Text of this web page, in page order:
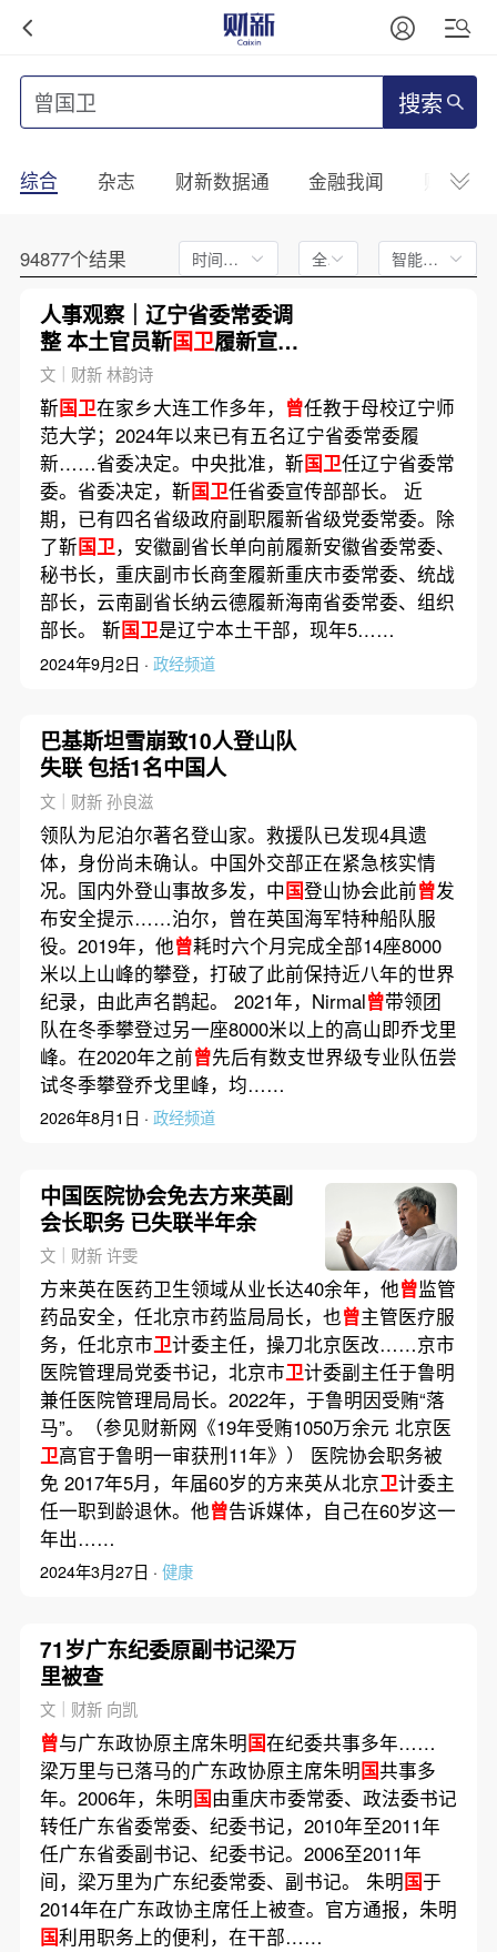
搜索
综合 杂志 财新数据通 金融我闻 财新
94877个结果 时间不限 全文 智能排序
人事观察｜辽宁省委常委调
整 本土官员靳国卫履新宣传
部长
文｜财新 林韵诗
靳国卫在家乡大连工作多年， 曾任教于母校辽宁师
范大学；2024年以来已有五名辽宁省委常委履
新……省委决定。中央批准，靳国卫任辽宁省委常
委。省委决定，靳国卫任省委宣传部部长。 近
期，已有四名省级政府副职履新省级党委常委。除
了靳国卫，安徽副省长单向前履新安徽省委常委、
秘书长，重庆副市长商奎履新重庆市委常委、统战
部长，云南副省长纳云德履新海南省委常委、组织
部长。 靳国卫是辽宁本土干部，现年5……
2024年9月2日 · 政经频道
巴基斯坦雪崩致10人登山队
失联 包括1名中国人
文｜财新 孙良滋
领队为尼泊尔著名登山家。救援队已发现4具遗
体，身份尚未确认。中国外交部正在紧急核实情
况。国内外登山事故多发，中国登山协会此前曾发
布安全提示……泊尔，曾在英国海军特种船队服
役。2019年，他曾耗时六个月完成全部14座8000
米以上山峰的攀登，打破了此前保持近八年的世界
纪录，由此声名鹊起。 2021年，Nirmal曾带领团
队在冬季攀登过另一座8000米以上的高山即乔戈里
峰。在2020年之前曾先后有数支世界级专业队伍尝
试冬季攀登乔戈里峰，均……
2026年8月1日 · 政经频道
中国医院协会免去方来英副
会长职务 已失联半年余
文｜财新 许雯
方来英在医药卫生领域从业长达40余年，他曾监管
药品安全，任北京市药监局局长，也曾主管医疗服
务，任北京市卫计委主任，操刀北京医改……京市
医院管理局党委书记，北京市卫计委副主任于鲁明
兼任医院管理局局长。2022年，于鲁明因受贿“落
马”。（参见财新网《19年受贿1050万余元 北京医
卫高官于鲁明一审获刑11年》） 医院协会职务被
免 2017年5月，年届60岁的方来英从北京卫计委主
任一职到龄退休。他曾告诉媒体，自己在60岁这一
年出……
2024年3月27日 · 健康
71岁广东纪委原副书记梁万
里被查
文｜财新 向凯
曾与广东政协原主席朱明国在纪委共事多年……
梁万里与已落马的广东政协原主席朱明国共事多
年。2006年，朱明国由重庆市委常委、政法委书记
转任广东省委常委、纪委书记，2010年至2011年
任广东省委副书记、纪委书记。2006至2011年
间，梁万里为广东纪委常委、副书记。 朱明国于
2014年在广东政协主席任上被查。官方通报，朱明
国利用职务上的便利，在干部……